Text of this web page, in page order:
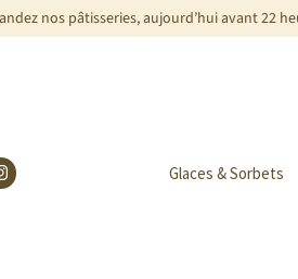
nos pâtisseries, aujourd’hui avant 22
Glaces & Sorbets